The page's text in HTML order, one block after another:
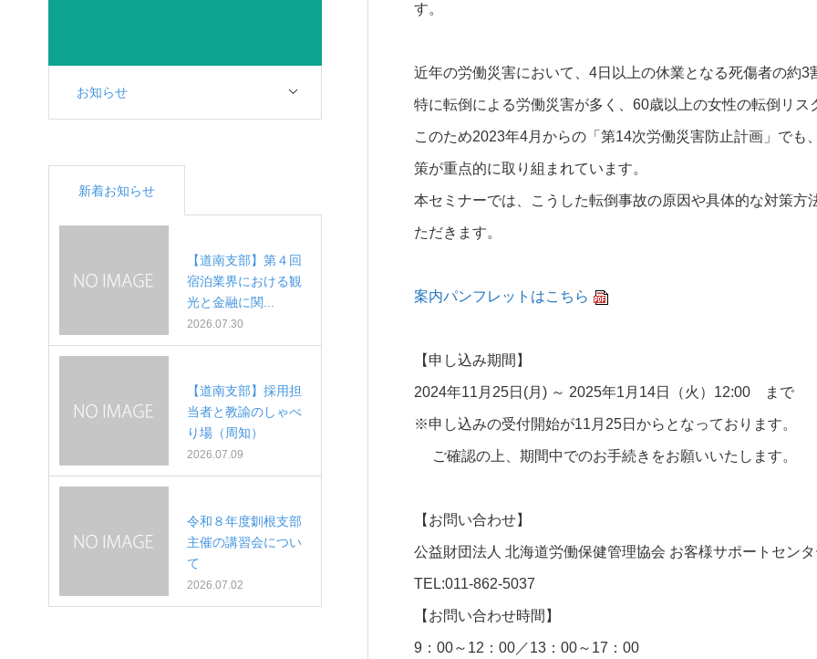
お知らせ
す。
近年の労働災害において、4日以上の休業となる死傷者の約
特に転倒による労働災害が多く、60歳以上の女性の転倒リス
このため2023年4月からの「第14次労働災害防止計画」で
策が重点的に取り組まれています。
本セミナーでは、こうした転倒事故の原因や具体的な対策
ただきます。
案内パンフレットはこちら
【申し込み期間】
2024年11月25日(月) ～ 2025年1月14日（火）12:00 まで
※申し込みの受付開始が11月25日からとなっております。
ご確認の上、期間中でのお手続きをお願いいたします。
【お問い合わせ】
公益財団法人 北海道労働保健管理協会 お客様サポートセン
TEL:011-862-5037
【お問い合わせ時間】
9：00～12：00／13：00～17：00
新着お知らせ
【道南支部】第４回
宿泊業界における観
光と金融に関...
2026.07.30
【道南支部】採用担
当者と教諭のしゃべ
り場（周知）
2026.07.09
令和８年度釧根支部
主催の講習会につい
て
2026.07.02